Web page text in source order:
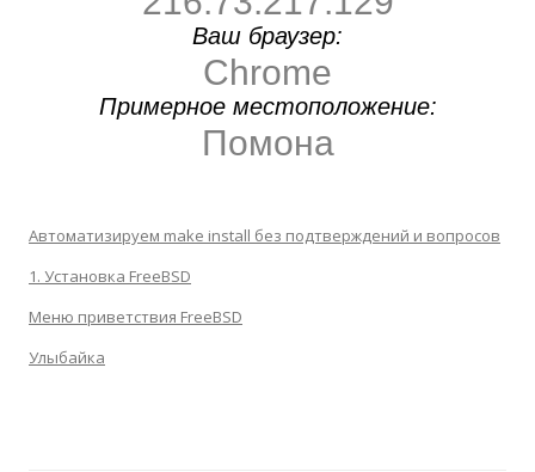
Ваш браузер:
Chrome
Примерное местоположение:
Помона
Автоматизируем make install без подтверждений и вопросов
1. Установка FreeBSD
Меню приветствия FreeBSD
Улыбайка